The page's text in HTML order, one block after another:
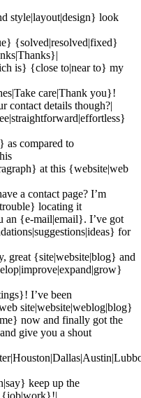
style|layout|design} look
{solved|resolved|fixed}
is} {close to|near to} my
care|Thank you}!
contact details though?|
as compared to
at this {website|web
a contact page? I’m
locating it
an {e-mail|email}. I’ve got
for
great {site|website|blog} and
I’ve been
site|website|weblog|blog}
now and finally got the
give you a shout
keep up the
{job|work}!|